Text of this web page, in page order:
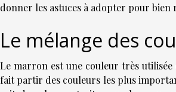
donner les astuces à adopter pour bien
Le mélange des
Le marron est une couleur très
fait partir des couleurs les plus